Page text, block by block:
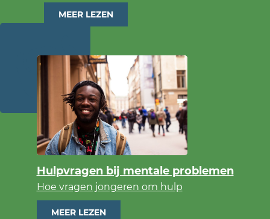
MEER LEZEN
Hulpvragen bij mentale problemen
Hoe vragen jongeren om hulp
MEER LEZEN